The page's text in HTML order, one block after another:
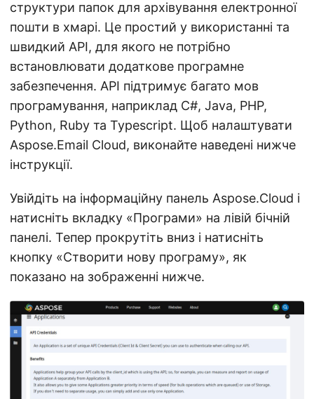
структури папок для архівування електронної
пошти в хмарі. Це простий у використанні та
швидкий API, для якого не потрібно
встановлювати додаткове програмне
забезпечення. API підтримує багато мов
програмування, наприклад C#, Java, PHP,
Python, Ruby та Typescript. Щоб налаштувати
Aspose.Email Cloud, виконайте наведені нижче
інструкції.
Увійдіть на інформаційну панель Aspose.Cloud і
натисніть вкладку «Програми» на лівій бічній
панелі. Тепер прокрутіть вниз і натисніть
кнопку «Створити нову програму», як
показано на зображенні нижче.